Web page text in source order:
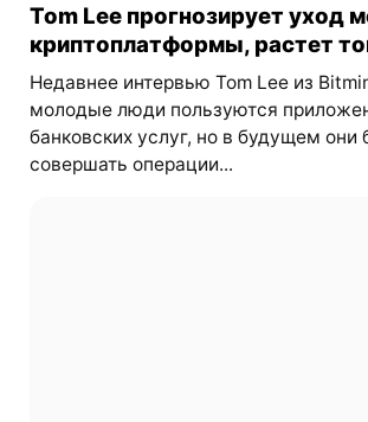
Tom Lee прогнозирует уход
криптоплатформы, растет
Недавнее интервью Tom Lee из
молодые люди пользуются
банковских услуг, но в будущем они
совершать операции...